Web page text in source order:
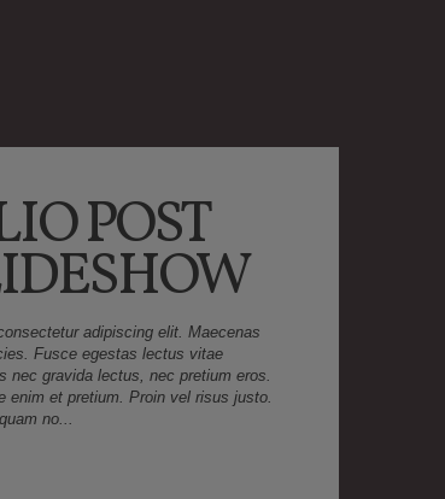
POST
adipiscing elit. Maecenas
Fusce egestas lectus vitae
nec gravida lectus, nec pretium eros.
enim et pretium. Proin vel risus justo.
no...